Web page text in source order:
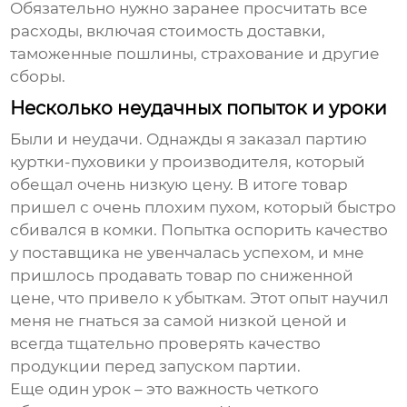
Обязательно нужно заранее просчитать все
расходы, включая стоимость доставки,
таможенные пошлины, страхование и другие
сборы.
Несколько неудачных попыток и уроки
Были и неудачи. Однажды я заказал партию
куртки-пуховики у производителя, который
обещал очень низкую цену. В итоге товар
пришел с очень плохим пухом, который быстро
сбивался в комки. Попытка оспорить качество
у поставщика не увенчалась успехом, и мне
пришлось продавать товар по сниженной
цене, что привело к убыткам. Этот опыт научил
меня не гнаться за самой низкой ценой и
всегда тщательно проверять качество
продукции перед запуском партии.
Еще один урок – это важность четкого